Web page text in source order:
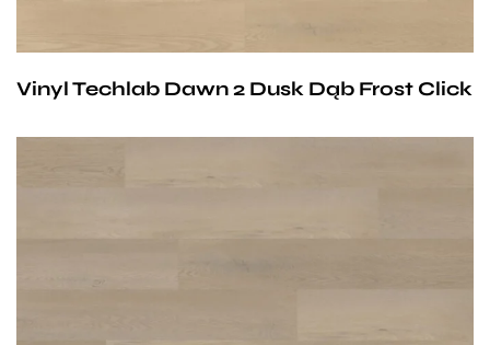
Vinyl Techlab Dawn 2 Dusk Dąb Frost Click